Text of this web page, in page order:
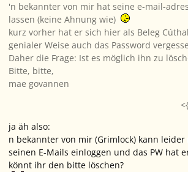
'n bekannter von mir hat seine e-mail-
lassen (keine Ahnung wie)
kurz vorher hat er sich hier als Beleg
genialer Weise auch das Password
Daher die Frage: Ist es möglich ihn zu
Bitte, bitte,
mae govannen
ja äh also:
n bekannter von mir (Grimlock) kann
seinen E-Mails einloggen und das PW hat
könnt ihr den bitte löschen?